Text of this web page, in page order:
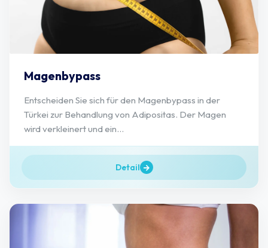
Magenbypass
Entscheiden Sie sich für den Magenbypass in der
Türkei zur Behandlung von Adipositas. Der Magen
wird verkleinert und ein...
Detail